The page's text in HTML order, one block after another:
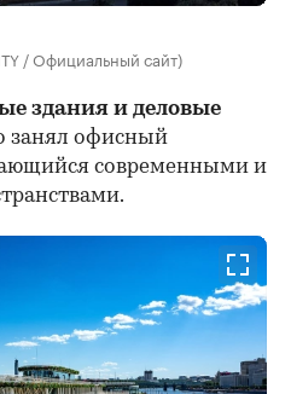
/ Официальный сайт)
здания и деловые
занял офисный
современными и